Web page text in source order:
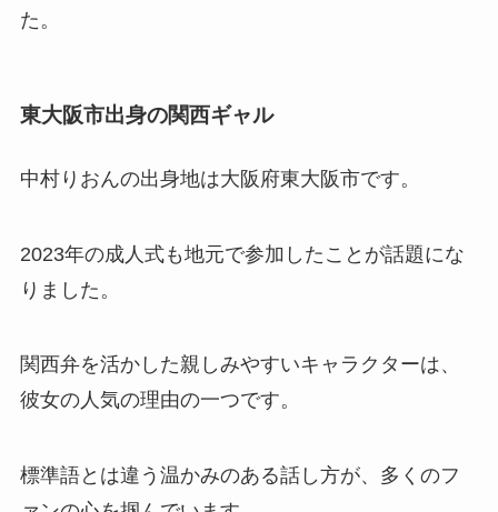
た。
東大阪市出身の関西ギャル
中村りおんの出身地は大阪府東大阪市です。
2023年の成人式も地元で参加したことが話題にな
りました。
関西弁を活かした親しみやすいキャラクターは、
彼女の人気の理由の一つです。
標準語とは違う温かみのある話し方が、多くのフ